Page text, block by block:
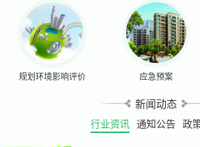
规划环境影响评价 应急预案
新闻动态
行业资讯 通知公告 政